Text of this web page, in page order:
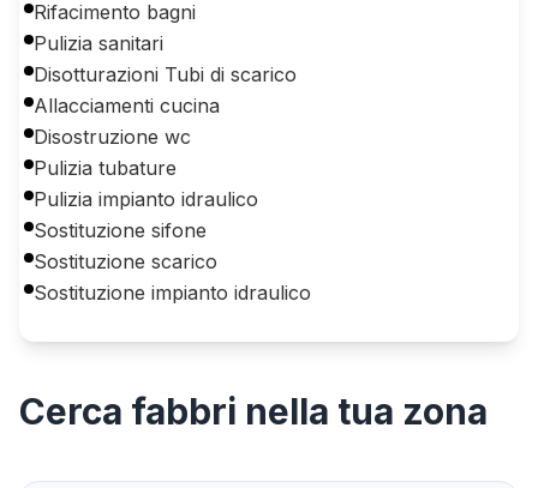
Rifacimento bagni
Pulizia sanitari
Disotturazioni Tubi di scarico
Allacciamenti cucina
Disostruzione wc
Pulizia tubature
Pulizia impianto idraulico
Sostituzione sifone
Sostituzione scarico
Sostituzione impianto idraulico
Cerca fabbri nella tua zona